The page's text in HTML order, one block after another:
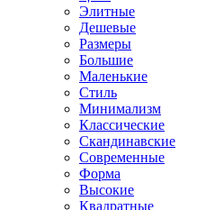
Элитные
Дешевые
Размеры
Большие
Маленькие
Стиль
Минимализм
Классические
Скандинавские
Современные
Форма
Высокие
Квадратные